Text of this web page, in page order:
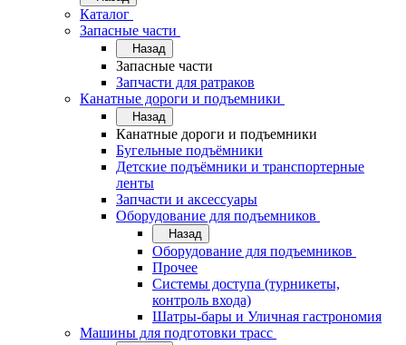
Каталог
Запасные части
Назад
Запасные части
Запчасти для ратраков
Канатные дороги и подъемники
Назад
Канатные дороги и подъемники
Бугельные подъёмники
Детские подъёмники и транспортерные
ленты
Запчасти и аксессуары
Оборудование для подъемников
Назад
Оборудование для подъемников
Прочее
Системы доступа (турникеты,
контроль входа)
Шатры-бары и Уличная гастрономия
Машины для подготовки трасс